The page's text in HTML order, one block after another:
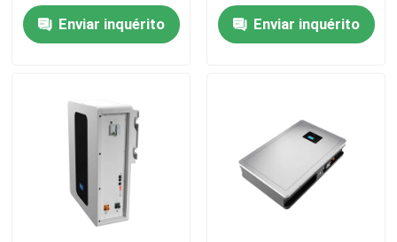
Casa
Show de RV
Quem Somos
51.2V 200Ah para um
desempenho ideal
Enviar inquérito
51.2V 100Ah Bateria
de armazenamento
ESS 5kWh
Enviar inquérito